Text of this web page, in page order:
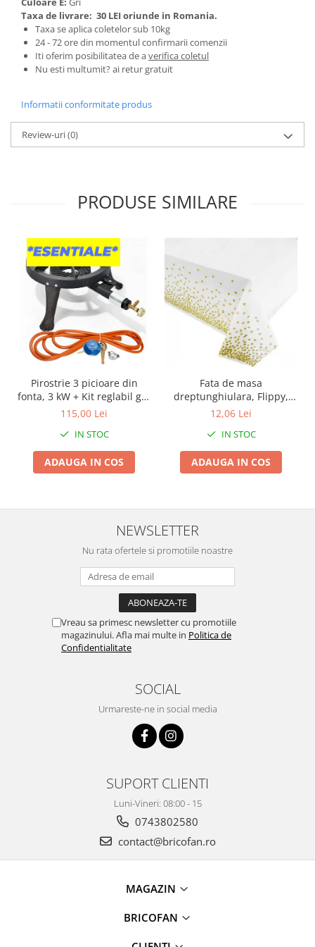
Tractoraș de tuns gazonul
Zootehnie
Incubatoare, oparitoare si
deplumatoare
Echipamente pentru animale
Piese si accesorii aparate de tuns
animale
Tarcuri animale
Roabe & accesorii
Mobilier gradina
Corturi, Prelate si plase de
umbrire
Lopeti zapada
Zdrobitoare si teascuri
Teascuri
Zdrobitoare electrice & manuale
Zdrobitoare manuale
Articole antidaunatori gradina
Sere si solarii
Unelte altoit
Unelte manuale de gradina -
Folie si plase pt plante
Masini de maturat manuale
Masini batut stalpi
Pentru Casa si Camping
Pirostrii si accesorii pentru gatit
Prelungitoare & cabluri electrice
Conectori/doze
Taxa de livrare: 30 LEI oriunde in Romania.
Taxa se aplica coletelor sub 10kg
24 - 72 ore din momentul confirmarii comenzii
Iti oferim posibilitatea de averifica coletul
Nu esti multumit? ai retur gratuit
Informatii conformitate produs
Review-uri(0)
PRODUSE SIMILARE
Pirostrie 3 picioare din
fonta, 3 kW + Kit reglabil gpl
RH-10 + Tub flex 2M+2
115,00 Lei
IN STOC
ADAUGA IN COS
Fata de masa
dreptunghiulara, Flippy,
Impermeabila, Anti-pete,
botezuri, decoratiuni,
274x137cm, Gold/ Alb
12,06 Lei
IN STOC
ADAUGA IN COS
NEWSLETTER
Nu rata ofertele si promotiile noastre
Vreau sa primesc newsletter cu promotiile
magazinului. Afla mai multe in Politica de
Confidentialitate
SOCIAL
Urmareste-ne in social media
SUPORT CLIENTI
Luni-Vineri: 08:00 - 15
0743802580
contact@bricofan.ro
MAGAZIN
BRICOFAN